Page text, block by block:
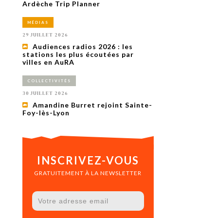
sur
M’ABONNER À OURSCOM PENDANT
1 AN
Ardèche Trip Planner
MÉDIAS
29 JUILLET 2026
Audiences radios 2026 : les
stations les plus écoutées par
villes en AuRA
COLLECTIVITÉS
30 JUILLET 2026
Amandine Burret rejoint Sainte-
Foy-lès-Lyon
INSCRIVEZ-VOUS
GRATUITEMENT À LA NEWSLETTER